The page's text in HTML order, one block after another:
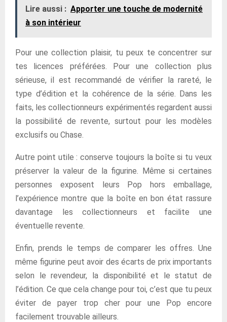
Lire aussi : Apporter une touche de modernité
à son intérieur
Pour une collection plaisir, tu peux te concentrer sur
tes licences préférées. Pour une collection plus
sérieuse, il est recommandé de vérifier la rareté, le
type d’édition et la cohérence de la série. Dans les
faits, les collectionneurs expérimentés regardent aussi
la possibilité de revente, surtout pour les modèles
exclusifs ou Chase.
Autre point utile : conserve toujours la boîte si tu veux
préserver la valeur de la figurine. Même si certaines
personnes exposent leurs Pop hors emballage,
l’expérience montre que la boîte en bon état rassure
davantage les collectionneurs et facilite une
éventuelle revente.
Enfin, prends le temps de comparer les offres. Une
même figurine peut avoir des écarts de prix importants
selon le revendeur, la disponibilité et le statut de
l’édition. Ce que cela change pour toi, c’est que tu peux
éviter de payer trop cher pour une Pop encore
facilement trouvable ailleurs.